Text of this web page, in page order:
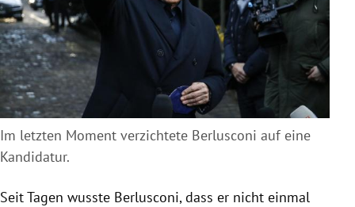
Im letzten Moment verzichtete Berlusconi auf eine
Kandidatur.
Seit Tagen wusste Berlusconi, dass er nicht einmal